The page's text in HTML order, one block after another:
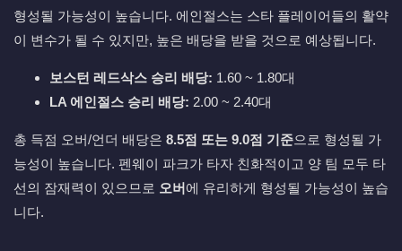
형성될 가능성이 높습니다. 에인절스는 스타 플레이어들의 활약
이 변수가 될 수 있지만, 높은 배당을 받을 것으로 예상됩니다.
보스턴 레드삭스 승리 배당: 1.60 ~ 1.80대
LA 에인절스 승리 배당: 2.00 ~ 2.40대
총 득점 오버/언더 배당은 8.5점 또는 9.0점 기준으로 형성될 가
능성이 높습니다. 펜웨이 파크가 타자 친화적이고 양 팀 모두 타
선의 잠재력이 있으므로 오버에 유리하게 형성될 가능성이 높습
니다.